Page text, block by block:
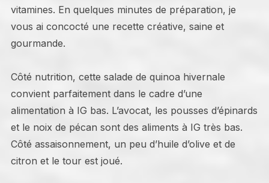
vitamines. En quelques minutes de préparation, je
vous ai concocté une recette créative, saine et
gourmande.
Côté nutrition, cette salade de quinoa hivernale
convient parfaitement dans le cadre d’une
alimentation à IG bas. L’avocat, les pousses d’épinards
et le noix de pécan sont des aliments à IG très bas.
Côté assaisonnement, un peu d’huile d’olive et de
citron et le tour est joué.